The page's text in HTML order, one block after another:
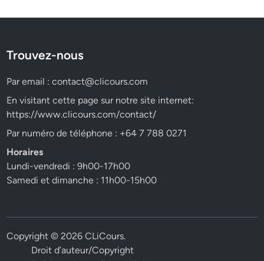
Trouvez-nous
Par email :contact@clicours.com
En visitant cette page sur notre site internet:
https://www.clicours.com/contact/
Par numéro de téléphone : +64 7 788 0271
Horaires
Lundi-vendredi : 9h00-17h00
Samedi et dimanche : 11h00-15h00
Copyright © 2026CLiCours.
Droit d’auteur/Copyright